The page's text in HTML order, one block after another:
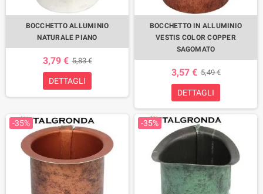
BOCCHETTO ALLUMINIO
NATURALE PIANO
3,79 € 5,83 €
DETTAGLI
BOCCHETTO IN ALLUMINIO
VESTIS COLOR COPPER
SAGOMATO
3,57 € 5,49 €
DETTAGLI
-35% -35%